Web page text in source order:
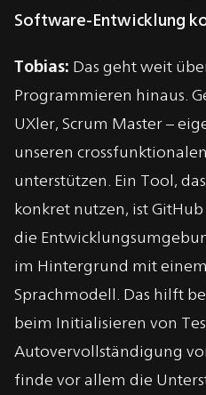
Software-Entwicklung
Tobias: Das geht weit
Programmieren hinaus.
UXler, Scrum Master –
unseren
unterstützen. Ein Tool,
konkret nutzen, ist
die
im Hintergrund mit
Sprachmodell. Das hilft
beim Initialisieren von
Autovervollständigung
finde vor allem die